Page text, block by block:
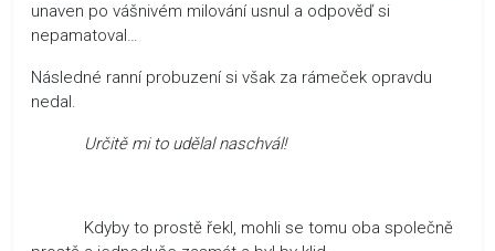
unaven po vášnivém milování usnul a odpověď si
nepamatoval…
Následné ranní probuzení si však za rámeček opravdu
nedal.
Určitě mi to udělal naschvál!
Kdyby to prostě řekl, mohli se tomu oba společně